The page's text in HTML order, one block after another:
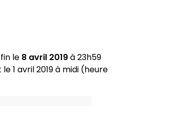
le 8 avril 2019à 23h59
1 avril 2019 à midi (heure